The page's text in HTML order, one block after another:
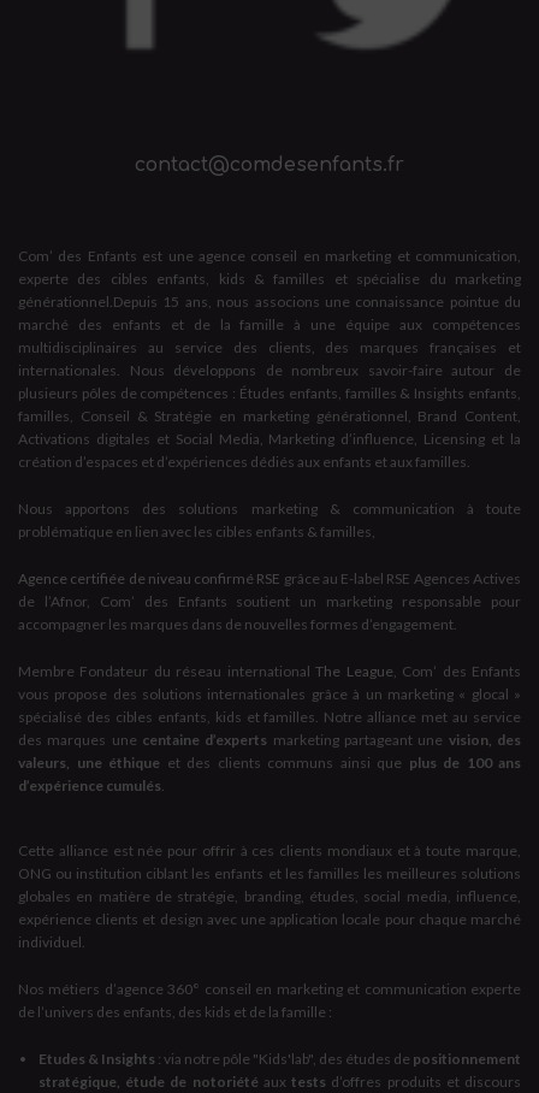
contact@comdesenfants.fr
Com’ des Enfants est une agence conseil en marketing et communication,
experte des cibles enfants, kids & familles et spécialise du marketing
générationnel.Depuis 15 ans, nous associons une connaissance pointue du
marché des enfants et de la famille à une équipe aux compétences
multidisciplinaires au service des clients, des marques françaises et
internationales. Nous développons de nombreux savoir-faire autour de
plusieurs pôles de compétences : Études enfants, familles & Insights enfants,
familles, Conseil & Stratégie en marketing générationnel, Brand Content,
Activations digitales et Social Media, Marketing d’influence, Licensing et la
création d’espaces et d’expériences dédiés aux enfants et aux familles.
Nous apportons des solutions marketing & communication à toute
problématique en lien avec les cibles enfants & familles,
Agence certifiée de niveau confirmé RSE grâce au E-label RSE Agences Actives
de l’Afnor, Com’ des Enfants soutient un marketing responsable pour
accompagner les marques dans de nouvelles formes d’engagement.
Membre Fondateur du réseau internationalThe League, Com’ des Enfants
vous propose des solutions internationales grâce à un marketing « glocal »
spécialisé des cibles enfants, kids et familles. Notre alliance met au service
des marques une centaine d’experts marketing partageant une vision, des
valeurs, une éthique et des clients communs ainsi que plus de 100 ans
d’expérience cumulés.
Cette alliance est née pour offrir à ces clients mondiaux et à toute marque,
ONG ou institution ciblant les enfants et les familles les meilleures solutions
globales en matière de stratégie, branding, études, social media, influence,
expérience clients et design avec une application locale pour chaque marché
individuel.
Nos métiers d’agence 360° conseil en marketing et communication experte
de l’univers des enfants, des kids et de la famille :
Etudes & Insights : via notre pôle "Kids'lab", des études de positionnement
stratégique, étude de notoriété auxtests d’offres produits et discours